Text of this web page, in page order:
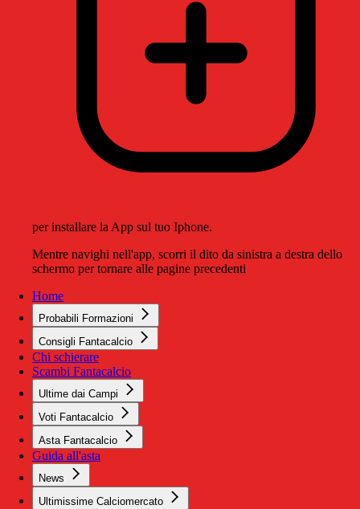
per installare la App sul tuo Iphone.
Mentre navighi nell'app, scorri il dito da sinistra a destra dello
schermo per tornare alle pagine precedenti
Home
Probabili Formazioni
Consigli Fantacalcio
Chi schierare
Scambi Fantacalcio
Ultime dai Campi
Voti Fantacalcio
Asta Fantacalcio
Guida all'asta
News
Ultimissime Calciomercato